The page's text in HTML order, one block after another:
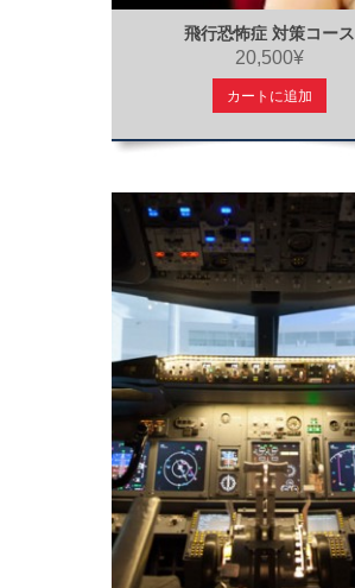
飛行恐怖症 対策コース
20,500¥
カートに追加